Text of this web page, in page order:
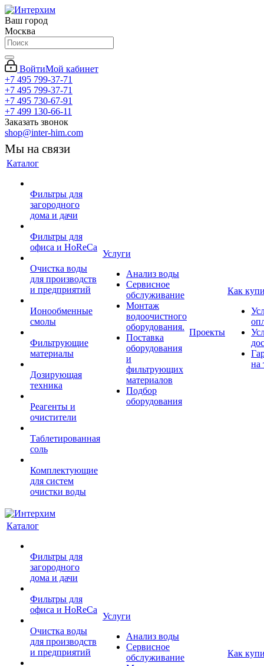
Ваш город
Москва
ВойтиМой кабинет
+7 495 799-37-71
+7 495 799-37-71
+7 495 730-67-91
+7 499 130-66-11
Заказать звонок
shop@inter-him.com
Мы на связи
Каталог
Фильтры для
загородного
дома и дачи
Фильтры для
офиса и HoReCa
Очистка воды
для производств
и предприятий
Ионообменные
смолы
Фильтрующие
материалы
Дозирующая
техника
Реагенты и
очистители
Таблетированная
соль
Комплектующие
для систем
очистки воды
Услуги
Анализ воды
Сервисное
обслуживание
Монтаж
водоочистного
оборудования.
Поставка
оборудования
и
фильтрующих
материалов
Подбор
оборудования
Проекты
Как
на
Каталог
Фильтры для
загородного
дома и дачи
Фильтры для
офиса и HoReCa
Очистка воды
для производств
и предприятий
Услуги
Анализ воды
Сервисное
обслуживание
Как